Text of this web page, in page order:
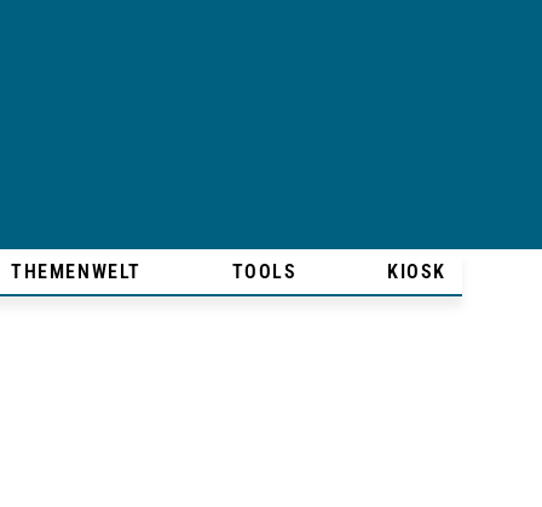
THEMENWELT TOOLS KIOSK